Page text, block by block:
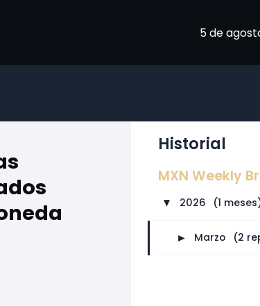
5 de
Historial
MXN Weekly
► 2026 (1
► Marzo (2